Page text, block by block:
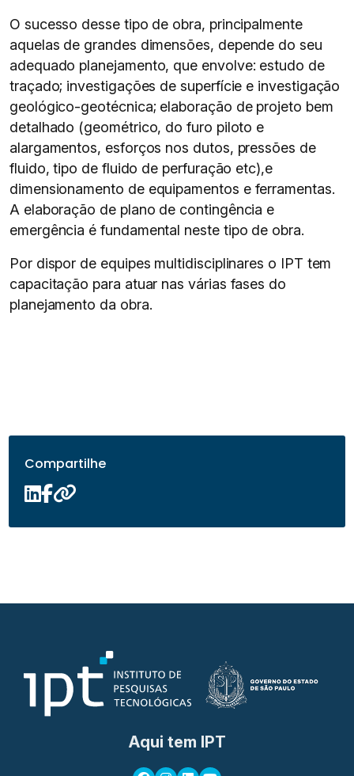
O sucesso desse tipo de obra, principalmente
aquelas de grandes dimensões, depende do seu
adequado planejamento, que envolve: estudo de
traçado; investigações de superfície e investigação
geológico-geotécnica; elaboração de projeto bem
detalhado (geométrico, do furo piloto e
alargamentos, esforços nos dutos, pressões de
fluido, tipo de fluido de perfuração etc),e
dimensionamento de equipamentos e ferramentas.
A elaboração de plano de contingência e
emergência é fundamental neste tipo de obra.
Por dispor de equipes multidisciplinares o IPT tem
capacitação para atuar nas várias fases do
planejamento da obra.
Compartilhe
Aqui tem IPT